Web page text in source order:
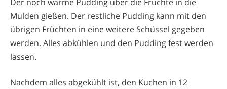
Mulden gießen. Der restliche Pudding kann mit den
übrigen Früchten in eine weitere Schüssel gegeben
werden. Alles abkühlen und den Pudding fest werden
lassen.
Nachdem alles abgekühlt ist, den Kuchen in 12